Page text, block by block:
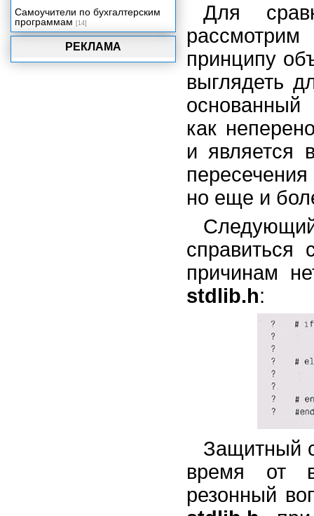
Для
принципу
выглядеть
основанный
как
и является
но еще и
справиться
причинам
stdlib.h:
Защитный
время от
резонный
РЕКЛАМА
Самоучители по бухгалтерским
программам [14]